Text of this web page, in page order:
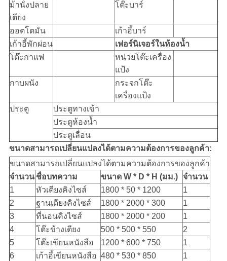
ม้านั่งปลาย
เตียง
โต๊ะบาร์
ออตโตมัน
เก้าอี้บาร์
เก้าอี้พักผ่อน
เฟอร์นิเจอร์ในห้องน้ำ
โต๊ะกาแฟ
หน่วยโต๊ะเครื่อง
แป้ง
กาบผนัง
กระจกโต๊ะ
เครื่องแป้ง
ประตู
ประตูทางเข้า
ประตูห้องน้ำ
ประตูเลื่อน
ขนาดสามารถเปลี่ยนแปลงได้ตามความต้องการของลูกค้า:
ขนาดสามารถเปลี่ยนแปลงได้ตามความต้องการของลูกค้า
จำนวน ชื่อบทความ ขนาด W * D * H (มม.) จำนวน
1
หัวเตียงคิงไซส์ 1800 * 50 * 1200
1
2
ฐานเตียงคิงไซส์ 1800 * 2000 * 300
1
3
ที่นอนคิงไซส์ 1800 * 2000 * 200
1
4
โต๊ะข้างเตียง 500 * 500 * 550
2
5
โต๊ะเขียนหนังสือ 1200 * 600 * 750
1
6
เก้าอี้เขียนหนังสือ 480 * 530 * 850
1